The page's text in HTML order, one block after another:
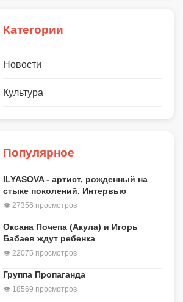
Категории
Новости
Культура
Популярное
ILYASOVA - артист, рожденный на
стыке поколений. Интервью
👁 27356 просмотров
Оксана Почепа (Акула) и Игорь
Бабаев ждут ребенка
👁 22075 просмотров
Группа Пропаганда
👁 18569 просмотров